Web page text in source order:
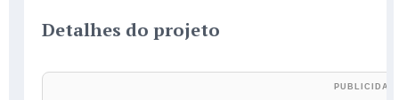
Detalhes do projeto